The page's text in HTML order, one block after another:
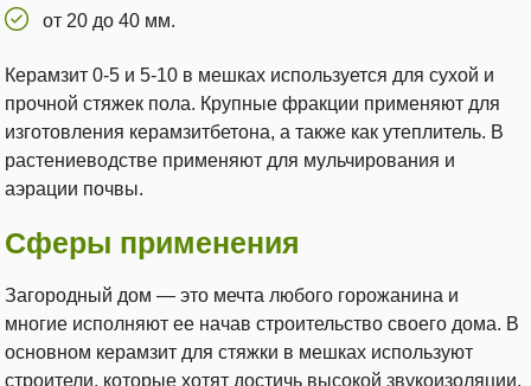
от 20 до 40 мм.
Керамзит 0-5 и 5-10 в мешках используется для сухой и
прочной стяжек пола. Крупные фракции применяют для
изготовления керамзитбетона, а также как утеплитель. В
растениеводстве применяют для мульчирования и
аэрации почвы.
Сферы применения
Загородный дом — это мечта любого горожанина и
многие исполняют ее начав строительство своего дома. В
основном керамзит для стяжки в мешках используют
строители, которые хотят достичь высокой звукоизоляции,